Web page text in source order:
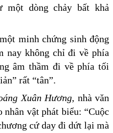
một dòng chảy bất khả
minh chứng sinh động
nay không chỉ đi về phía
âm thầm đi về phía tối
rất “tân”.
Xuân Hương, nhà văn
vật phát biểu: “Cuộc
cứ day đi dứt lại mà